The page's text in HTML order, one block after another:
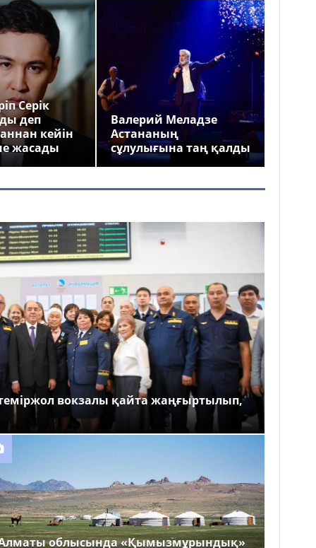
Серік
деп
кейін
жасады
Валерий Меладзе
Астананың
сұлулығына таң қалды
вокзалы қайта жаңғыртылып,
облысында «Қымызмұрындық»